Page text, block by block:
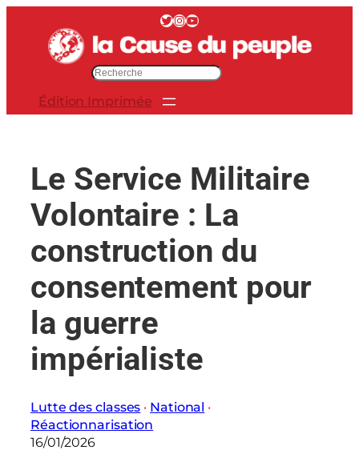
contenu
Twitter InstagramYouTube
e
Édition Imprimée
Le Service Militaire
Volontaire : La
construction du
consentement pour
la guerre
impérialiste
Lutte des classes · National
Réactionnarisation
16/01/2026